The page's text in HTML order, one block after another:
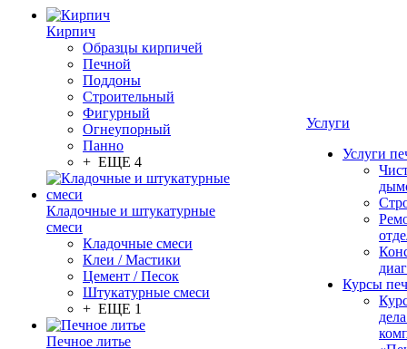
Кирпич
Образцы кирпичей
Печной
Поддоны
Строительный
Фигурный
Огнеупорный
Панно
+ ЕЩЕ 4
Кладочные и штукатурные
смеси
Кладочные смеси
Клеи / Мастики
Цемент / Песок
Штукатурные смеси
+ ЕЩЕ 1
Печное литье
Услуги
Услуги
Курсы